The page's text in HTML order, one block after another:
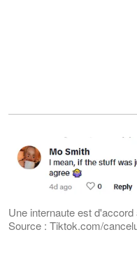
Une internaute est
Source : Tiktok.com/